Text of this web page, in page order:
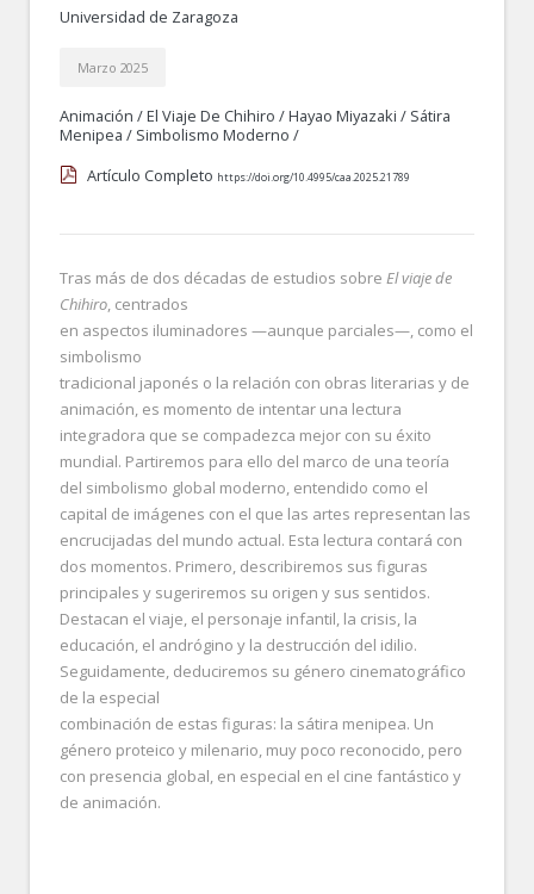
Universidad de Zaragoza
Marzo 2025
Animación /El Viaje De Chihiro /Hayao Miyazaki / Sátira
Menipea / Simbolismo Moderno /
Artículo Completo https://doi.org/10.4995/caa.2025.21789
Tras más de dos décadas de estudios sobre El viaje de
Chihiro, centrados
en aspectos iluminadores —aunque parciales—, como el
simbolismo
tradicional japonés o la relación con obras literarias y de
animación, es momento de intentar una lectura
integradora que se compadezca mejor con su éxito
mundial. Partiremos para ello del marco de una teoría
del simbolismo global moderno, entendido como el
capital de imágenes con el que las artes representan las
encrucijadas del mundo actual. Esta lectura contará con
dos momentos. Primero, describiremos sus figuras
principales y sugeriremos su origen y sus sentidos.
Destacan el viaje, el personaje infantil, la crisis, la
educación, el andrógino y la destrucción del idilio.
Seguidamente, deduciremos su género cinematográfico
de la especial
combinación de estas figuras: la sátira menipea. Un
género proteico y milenario, muy poco reconocido, pero
con presencia global, en especial en el cine fantástico y
de animación.